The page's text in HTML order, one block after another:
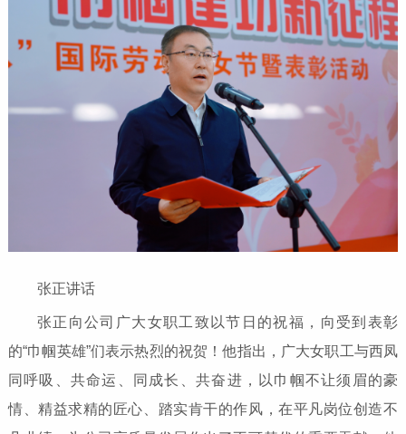
张正讲话
张正向公司广大女职工致以节日的祝福，向受到表彰
的“巾帼英雄”们表示热烈的祝贺！他指出，广大女职工与西凤
同呼吸、共命运、同成长、共奋进，以巾帼不让须眉的豪
情、精益求精的匠心、踏实肯干的作风，在平凡岗位创造不